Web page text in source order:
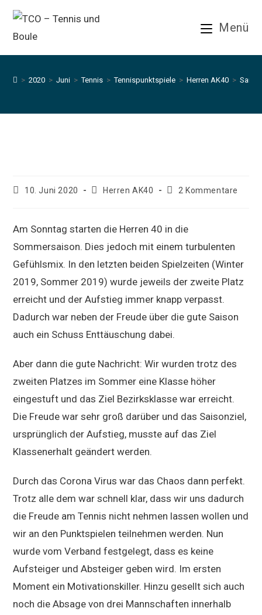
Inhalt
springen
Menü
> 2020 > Juni > Tennis > Tennispunktspiele > Herren AK40 >
Beitrag
10. Juni 2020
Beitrags-
Herren AK40
Beitrags-
2 Kommentare
Am Sonntag starten die Herren 40 in die
Sommersaison. Dies jedoch mit einem turbulenten
Gefühlsmix. In den letzten beiden Spielzeiten (Winter
2019, Sommer 2019) wurde jeweils der zweite Platz
erreicht und der Aufstieg immer knapp verpasst.
Dadurch war neben der Freude über die gute Saison
auch ein Schuss Enttäuschung dabei.
Aber dann die gute Nachricht: Wir wurden trotz des
zweiten Platzes im Sommer eine Klasse höher
eingestuft und das Ziel Bezirksklasse war erreicht.
Die Freude war sehr groß darüber und das Saisonziel,
ursprünglich der Aufstieg, musste auf das Ziel
Klassenerhalt geändert werden.
Durch das Corona Virus war das Chaos dann perfekt.
Trotz alle dem war schnell klar, dass wir uns dadurch
die Freude am Tennis nicht nehmen lassen wollen und
wir an den Punktspielen teilnehmen werden. Nun
wurde vom Verband festgelegt, dass es keine
Aufsteiger und Absteiger geben wird. Im ersten
Moment ein Motivationskiller. Hinzu gesellt sich auch
noch die Absage von drei Mannschaften innerhalb